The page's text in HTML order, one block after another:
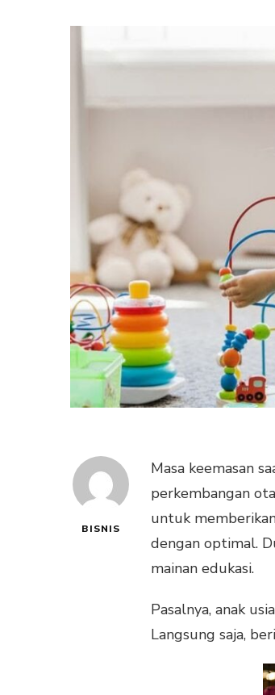
BISNIS
Masa keemasan
perkembangan
untuk
dengan optimal.
mainan edukasi.
Pasalnya, anak
Langsung saja,